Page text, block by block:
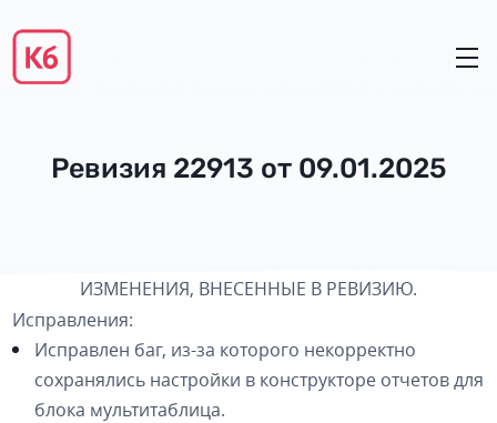
Ревизия 22913 от 09.01.2025
ИЗМЕНЕНИЯ, ВНЕСЕННЫЕ В РЕВИЗИЮ.
Исправления:
Исправлен баг, из-за которого некорректно
сохранялись настройки в конструкторе отчетов для
блока мультитаблица.